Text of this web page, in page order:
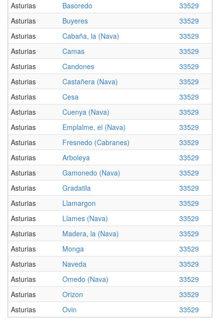
Asturias
Basoredo
33529
Asturias
Buyeres
33529
Asturias
Cabaña, la (Nava)
33529
Asturias
Camas
33529
Asturias
Candones
33529
Asturias
Castañera (Nava)
33529
Asturias
Cesa
33529
Asturias
Cuenya (Nava)
33529
Asturias
Emplalme, el (Nava)
33529
Asturias
Fresnedo (Cabranes)
33529
Asturias
Arboleya
33529
Asturias
Gamonedo (Nava)
33529
Asturias
Gradatila
33529
Asturias
Llamargon
33529
Asturias
Llames (Nava)
33529
Asturias
Madera, la (Nava)
33529
Asturias
Monga
33529
Asturias
Naveda
33529
Asturias
Omedo (Nava)
33529
Asturias
Orizon
33529
Asturias
Ovin 33529